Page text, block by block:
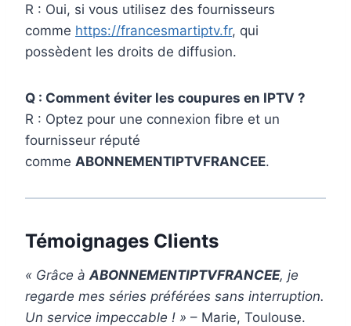
R : Oui, si vous utilisez des fournisseurs
comme https://francesmartiptv.fr, qui
possèdent les droits de diffusion.
Q : Comment éviter les coupures en IPTV ?
R : Optez pour une connexion fibre et un
fournisseur réputé
comme ABONNEMENTIPTVFRANCEE.
Témoignages Clients
« Grâce à ABONNEMENTIPTVFRANCEE, je
regarde mes séries préférées sans interruption.
Un service impeccable ! » – Marie, Toulouse.